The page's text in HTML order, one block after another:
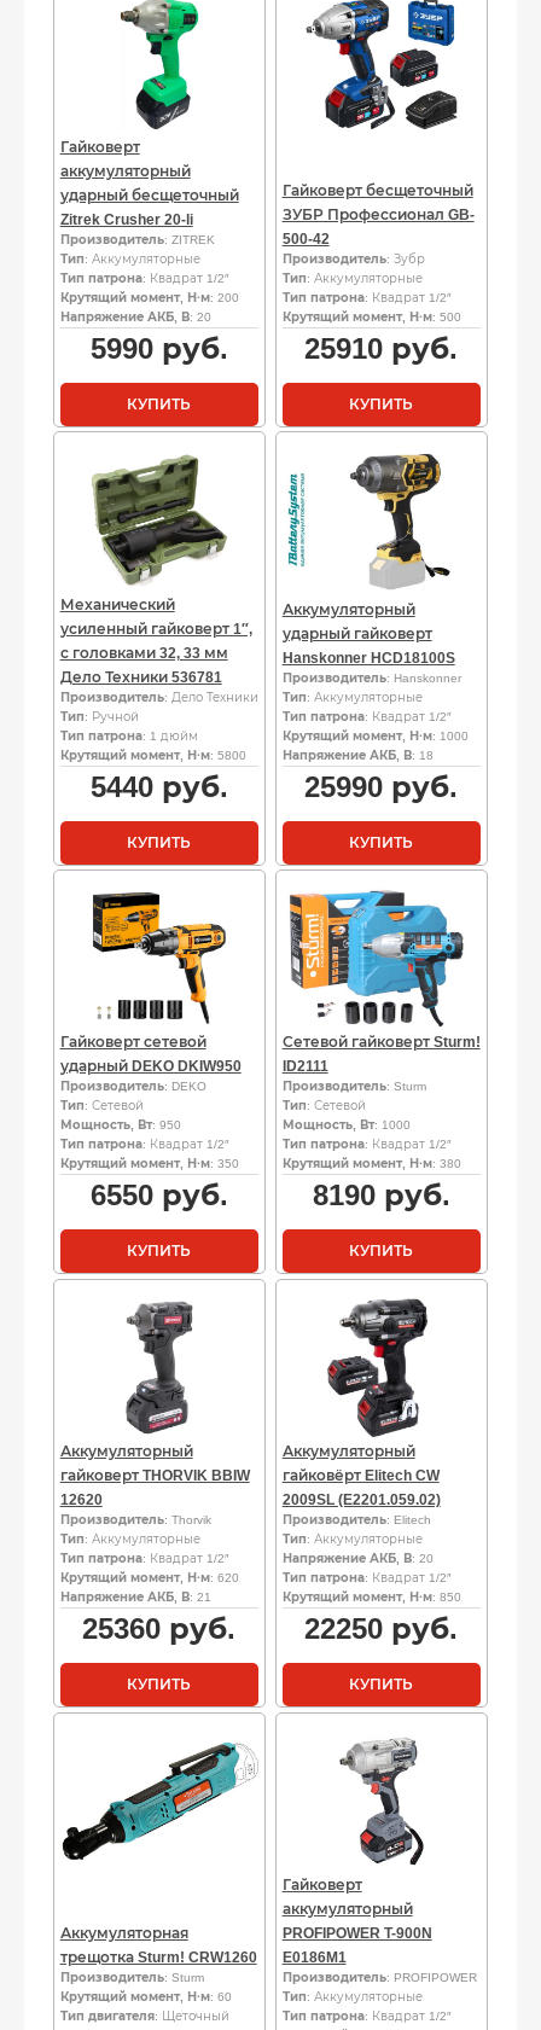
Гайковерт
аккумуляторный
ударный бесщеточный
Zitrek Crusher 20-li
Производитель: ZITREK
Тип: Аккумуляторные
Тип патрона: Квадрат 1/2″
Крутящий момент, Н·м: 200
Напряжение АКБ, В: 20
5990руб.
КУПИТЬ
Гайковерт бесщеточный
ЗУБР Профессионал GB-
500-42
Производитель: Зубр
Тип: Аккумуляторные
Тип патрона: Квадрат 1/2″
Крутящий момент, Н·м: 500
25910 руб.
КУПИТЬ
Механический
усиленный гайковерт 1″,
с головками 32, 33 мм
Дело Техники 536781
Производитель: Дело Техники
Тип: Ручной
Тип патрона: 1 дюйм
Крутящий момент, Н·м: 5800
5440руб.
КУПИТЬ
Аккумуляторный
ударный гайковерт
Hanskonner HCD18100S
Производитель: Hanskonner
Тип: Аккумуляторные
Тип патрона: Квадрат 1/2″
Крутящий момент, Н·м: 1000
Напряжение АКБ, В: 18
25990 руб.
КУПИТЬ
Гайковерт сетевой
ударный DEKO DKIW950
Производитель: DEKO
Тип: Сетевой
Мощность, Вт: 950
Тип патрона: Квадрат 1/2″
Крутящий момент, Н·м: 350
6550руб.
КУПИТЬ
Сетевой гайковерт Sturm!
ID2111
Производитель: Sturm
Тип: Сетевой
Мощность, Вт: 1000
Тип патрона: Квадрат 1/2″
Крутящий момент, Н·м: 380
8190руб.
КУПИТЬ
Аккумуляторный
гайковерт THORVIK BBIW
12620
Производитель: Thorvik
Тип: Аккумуляторные
Тип патрона: Квадрат 1/2″
Крутящий момент, Н·м: 620
Напряжение АКБ, В: 21
25360 руб.
КУПИТЬ
Аккумуляторный
гайковёрт Elitech CW
2009SL (E2201.059.02)
Производитель: Elitech
Тип: Аккумуляторные
Напряжение АКБ, В: 20
Тип патрона: Квадрат 1/2″
Крутящий момент, Н·м: 850
22250 руб.
КУПИТЬ
Аккумуляторная
трещотка Sturm! CRW1260
Производитель: Sturm
Крутящий момент, Н·м: 60
Тип двигателя: Щеточный
Гайковерт
аккумуляторный
PROFIPOWER T-900N
E0186M1
Производитель: PROFIPOWER
Тип: Аккумуляторные
Тип патрона: Квадрат 1/2″